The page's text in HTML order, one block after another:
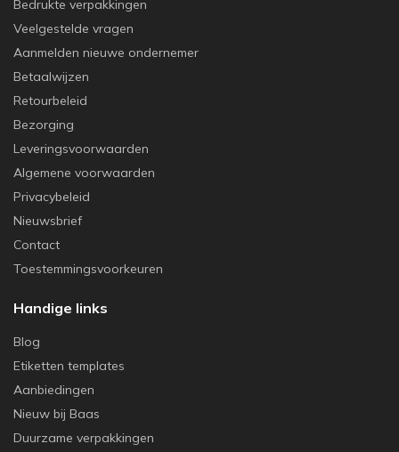
Bedrukte verpakkingen
Veelgestelde vragen
Aanmelden nieuwe ondernemer
Betaalwijzen
Retourbeleid
Bezorging
Leveringsvoorwaarden
Algemene voorwaarden
Privacybeleid
Nieuwsbrief
Contact
Toestemmingsvoorkeuren
Handige links
Blog
Etiketten templates
Aanbiedingen
Nieuw bij Baas
Duurzame verpakkingen